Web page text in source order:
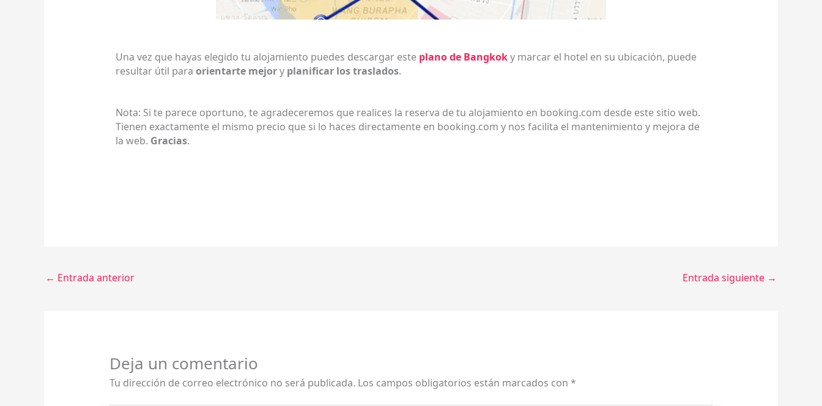
Una vez que hayas elegido tu alojamiento puedes descargar este plano de Bangkoky marcar el hotel en su ubicación, puede
resultar útil para orientarte mejory planificar los traslados.
Nota: Si te parece oportuno, te agradeceremos que realices la reserva de tu alojamiento en booking.com desde este sitio web.
Tienen exactamente el mismo precio que si lo haces directamente en booking.com y nos facilita el mantenimiento y mejora de
la web. Gracias.
← Entrada anterior Entrada siguiente →
Deja un comentario
Tu dirección de correo electrónico no será publicada. Los campos obligatorios están marcados con *